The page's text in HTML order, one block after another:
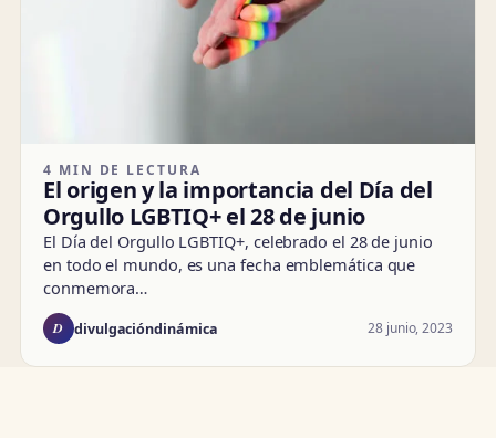
4 MIN DE LECTURA
El origen y la importancia del Día del
Orgullo LGBTIQ+ el 28 de junio
El Día del Orgullo LGBTIQ+, celebrado el 28 de junio
en todo el mundo, es una fecha emblemática que
conmemora…
D divulgacióndinámica 28 junio, 2023